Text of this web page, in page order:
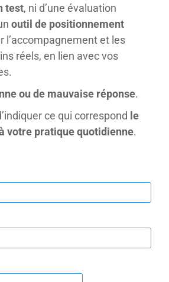
test, ni d’une évaluation
outil de positionnement
l’accompagnement et les
réels, en lien avec vos
ou de mauvaise réponse.
ce qui correspond le
votre pratique quotidienne.